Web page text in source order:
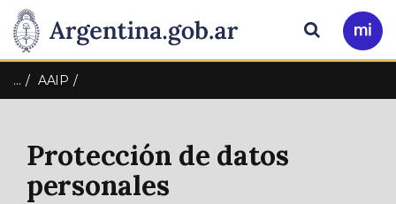
Presidencia
de
Nación
Pasar al contenido principal
Ir
a
Buscar
… AAIP
Protección de datos
personales